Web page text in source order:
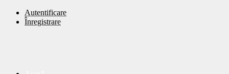
Autentificare
Înregistrare